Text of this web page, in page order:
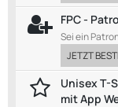
FPC -
Sei ein
JETZT
Unisex T-
mit App